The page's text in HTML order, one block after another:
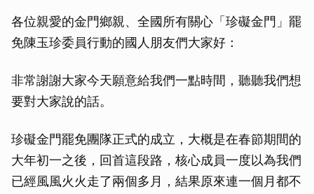
各位親愛的金門鄉親、全國所有關心「珍礙金門」罷
免陳玉珍委員行動的國人朋友們大家好：
非常謝謝大家今天願意給我們一點時間，聽聽我們想
要對大家說的話。
珍礙金門罷免團隊正式的成立，大概是在春節期間的
大年初一之後，回首這段路，核心成員一度以為我們
已經風風火火走了兩個多月，結果原來連一個月都不